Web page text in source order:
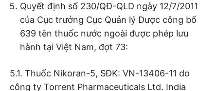
Quyết định số 230/QĐ-QLD ngày 12/7/2011
của Cục trưởng Cục Quản lý Dược công bố
639 tên thuốc nước ngoài được phép lưu
hành tại Việt Nam, đợt 73:
5.1. Thuốc Nikoran-5, SĐK: VN-13406-11 do
công ty Torrent Pharmaceuticals Ltd. India